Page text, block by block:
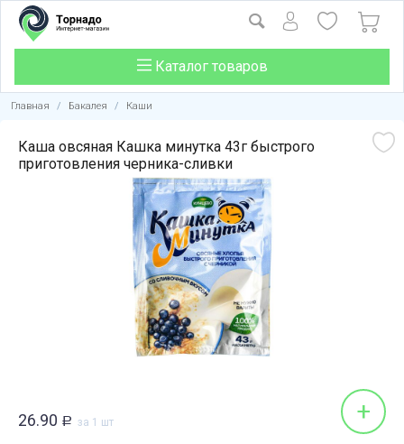
Каталог товаров
Главная / Бакалея / Каши
Каша овсяная Кашка минутка 43г быстрого
приготовления черника-сливки
26.90 Р за 1 шт +